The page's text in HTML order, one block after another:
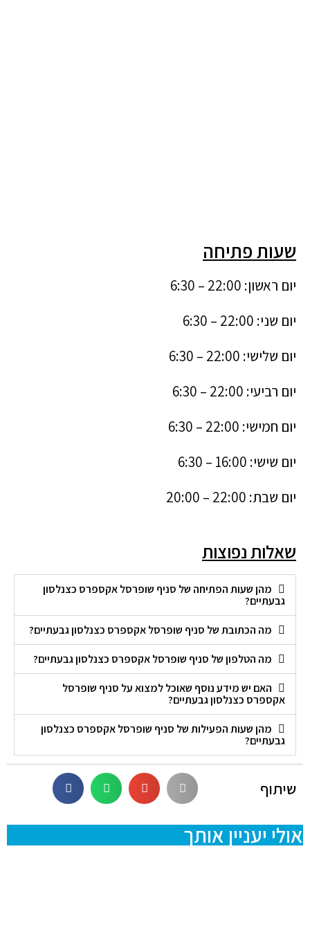
שעות פתיחה
יום ראשון: 22:00 – 6:30
יום שני: 22:00 – 6:30
יום שלישי: 22:00 – 6:30
יום רביעי: 22:00 – 6:30
יום חמישי: 22:00 – 6:30
יום שישי: 16:00 – 6:30
יום שבת: 22:00 – 20:00
שאלות נפוצות
מהן שעות הפתיחה של סניף שופרסל אקספרס כצנלסון
גבעתיים?
מה הכתובת של סניף שופרסל אקספרס כצנלסון גבעתיים?
מה הטלפון של סניף שופרסל אקספרס כצנלסון גבעתיים?
האם יש מידע נוסף שאוכל למצוא על סניף שופרסל
אקספרס כצנלסון גבעתיים?
מהן שעות הפעילות של סניף שופרסל אקספרס כצנלסון
גבעתיים?
שיתוף
אולי יעניין אותך